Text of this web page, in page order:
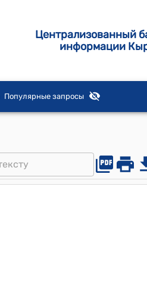
Централизованный
информации
Популярные запросы